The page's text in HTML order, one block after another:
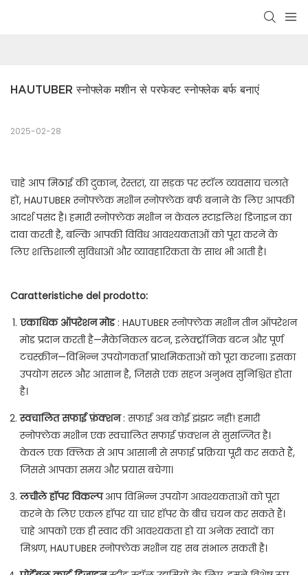
HAUTUBER स्नोफ्लेक मशीन से परफेक्ट स्नोफ्लेक बर्फ बनाएं
2025-02-28
चाहे आप मिठाई की दुकान, रेस्तरां, या सड़क पर स्टॉल व्यवसाय चलाते
हों, HAUTUBER स्नोफ्लेक मशीन स्नोफ्लेक बर्फ बनाने के लिए आपकी
आदर्श पसंद है। हमारी स्नोफ्लेक मशीन न केवल स्टाइलिश डिजाइन का
दावा करती है, बल्कि आपकी विविध आवश्यकताओं को पूरा करने के
लिए शक्तिशाली सुविधाओं और व्यावहारिकता के साथ भी आती है।
Caratteristiche del prodotto:
एकाधिक ऑपरेशन मोड : HAUTUBER स्नोफ्लेक मशीन तीन ऑपरेशन
मोड प्रदान करती है—मैकेनिकल बटन, इलेक्ट्रॉनिक बटन और पूर्ण
टचस्क्रीन—विभिन्न उपयोगकर्ता प्राथमिकताओं को पूरा करना। इसका
उपयोग सरल और आसान है, जिससे एक सहज अनुभव सुनिश्चित होता
है।
स्वचालित सफाई फ़ंक्शन: सफाई अब कोई झंझट नहीं! हमारी
स्नोफ्लेक मशीन एक स्वचालित सफाई फ़ंक्शन से सुसज्जित है।
केवल एक क्लिक से आप आसानी से सफाई प्रक्रिया पूरी कर सकते हैं,
जिससे आपका समय और प्रयास बचेगा।
लचीले हॉपर विकल्पआप विभिन्न उपयोग आवश्यकताओं को पूरा
करने के लिए एकल हॉपर या चार हॉपर के बीच चयन कर सकते हैं।
चाहे आपको एक ही स्वाद की आवश्यकता हो या अनेक स्वादों का
मिश्रण, HAUTUBER स्नोफ्लेक मशीन यह सब संभाल सकती है।